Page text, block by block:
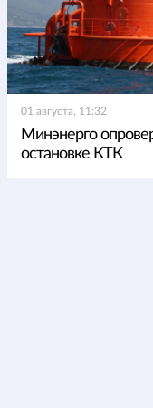
01 августа, 11:32
Минэнерго
остановке КТК